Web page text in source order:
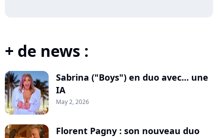
+ de news :
Sabrina ("Boys") en duo avec... une
IA
May 2, 2026
Florent Pagny : son nouveau duo